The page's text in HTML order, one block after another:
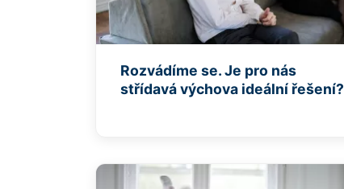
Rozvádíme se. Je pro nás
střídavá výchova ideální řešení?